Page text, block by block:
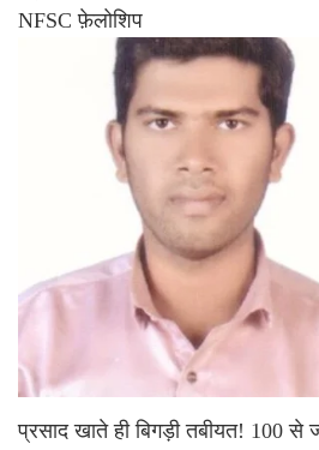
NFSC फ़ेलोशिप
प्रसाद खाते ही बिगड़ी तबीयत! 100 से